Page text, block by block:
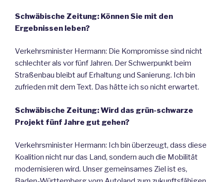
Schwäbische Zeitung: Können Sie mit den
Ergebnissen leben?
Verkehrsminister Hermann: Die Kompromisse sind nicht
schlechter als vor fünf Jahren. Der Schwerpunkt beim
Straßenbau bleibt auf Erhaltung und Sanierung. Ich bin
zufrieden mit dem Text. Das hätte ich so nicht erwartet.
Schwäbische Zeitung: Wird das grün-schwarze
Projekt fünf Jahre gut gehen?
Verkehrsminister Hermann: Ich bin überzeugt, dass diese
Koalition nicht nur das Land, sondern auch die Mobilität
modernisieren wird. Unser gemeinsames Ziel ist es,